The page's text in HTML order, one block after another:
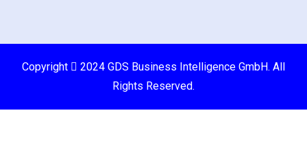
Copyright
2024 GDS Business Intelligence GmbH. All
Rights Reserved.